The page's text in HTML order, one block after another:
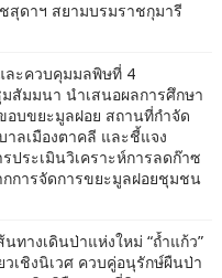
สุดาฯ สยามบรมราชกุมารี
ละควบคุมมลพิษที่ 4
สัมมนา นำเสนอผลการศึกษา
อบขยะมูลฝอย สถานที่กำจัด
ลเมืองตาคลี และชี้แจง
ประเมินวิเคราะห์การลดก๊าซ
กการจัดการขยะมูลฝอยชุมชน
ทางเดินป่าแห่งใหม่ “ถ้ำแก้ว”
วเชิงนิเวศ ควบคู่อนุรักษ์ผืนป่า